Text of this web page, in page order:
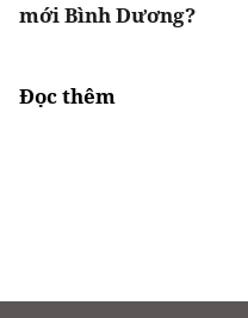
mới Bình Dương?
Đọc thêm